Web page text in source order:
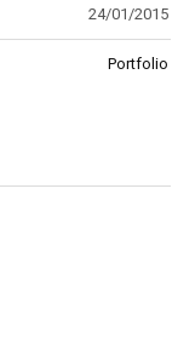
24/01/2015
Portfolio